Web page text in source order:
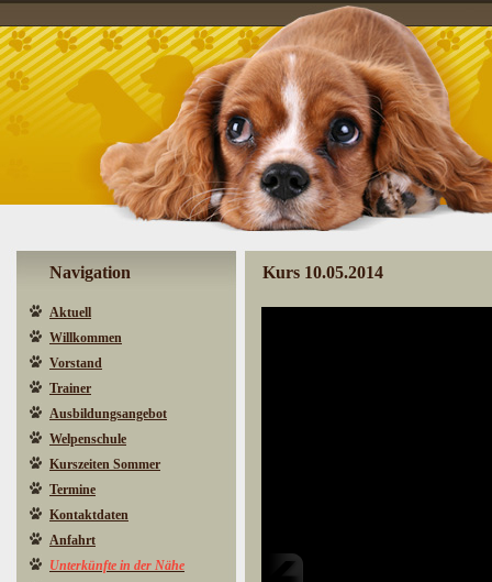
Navigation
Aktuell
Willkommen
Vorstand
Trainer
Ausbildungsangebot
Welpenschule
Kurszeiten Sommer
Termine
Kontaktdaten
Anfahrt
Unterkünfte in der Nähe
Kurs 10.05.2014